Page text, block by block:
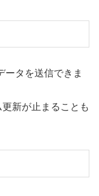
ータを送信できま
新が止まることも